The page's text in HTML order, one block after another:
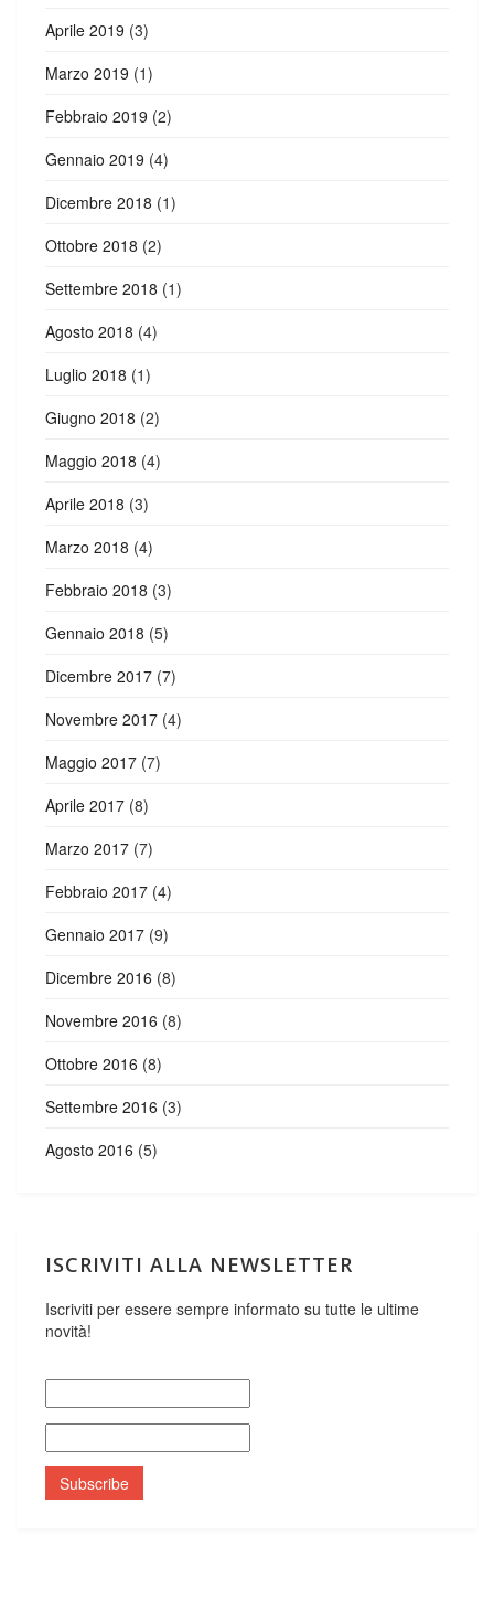
Aprile 2019 (3)
Marzo 2019 (1)
Febbraio 2019 (2)
Gennaio 2019 (4)
Dicembre 2018 (1)
Ottobre 2018 (2)
Settembre 2018 (1)
Agosto 2018 (4)
Luglio 2018 (1)
Giugno 2018 (2)
Maggio 2018 (4)
Aprile 2018 (3)
Marzo 2018 (4)
Febbraio 2018 (3)
Gennaio 2018 (5)
Dicembre 2017 (7)
Novembre 2017 (4)
Maggio 2017 (7)
Aprile 2017 (8)
Marzo 2017 (7)
Febbraio 2017 (4)
Gennaio 2017 (9)
Dicembre 2016 (8)
Novembre 2016 (8)
Ottobre 2016 (8)
Settembre 2016 (3)
Agosto 2016 (5)
ISCRIVITI ALLA NEWSLETTER
Iscriviti per essere sempre informato su tutte le ultime
novità!